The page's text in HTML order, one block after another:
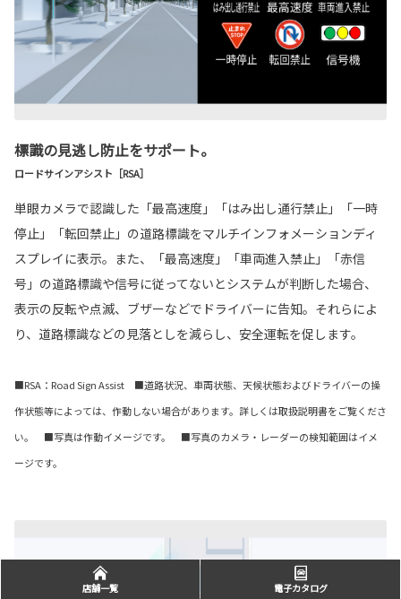
標識の見逃し防止をサポート。
ロードサインアシスト［RSA］
単眼カメラで認識した「最高速度」「はみ出し通行禁止」「一時
停止」「転回禁止」の道路標識をマルチインフォメーションディ
スプレイに表示。また、「最高速度」「車両進入禁止」「赤信
号」の道路標識や信号に従ってないとシステムが判断した場合、
表示の反転や点滅、ブザーなどでドライバーに告知。それらによ
り、道路標識などの見落としを減らし、安全運転を促します。
■RSA：Road Sign Assist ■道路状況、車両状態、天候状態およびドライバーの操
作状態等によっては、作動しない場合があります。詳しくは取扱説明書をご覧くださ
い。 ■写真は作動イメージです。 ■写真のカメラ・レーダーの検知範囲はイメ
ージです。
店舗一覧 電子カタログ